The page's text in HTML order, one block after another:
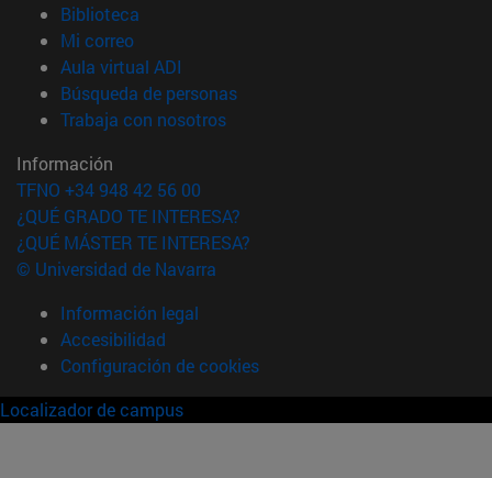
Biblioteca
Mi correo(abre en nueva ventana)
Aula virtual ADI
Búsqueda de personas(abre en nueva ventana)
Trabaja con nosotros(abre en nueva ventana)
Información
TFNO +34 948 42 56 00
¿QUÉ GRADO TE INTERESA?
¿QUÉ MÁSTER TE INTERESA?
© Universidad de Navarra
Información legal
Accesibilidad
Configuración de cookies
Localizador de campus